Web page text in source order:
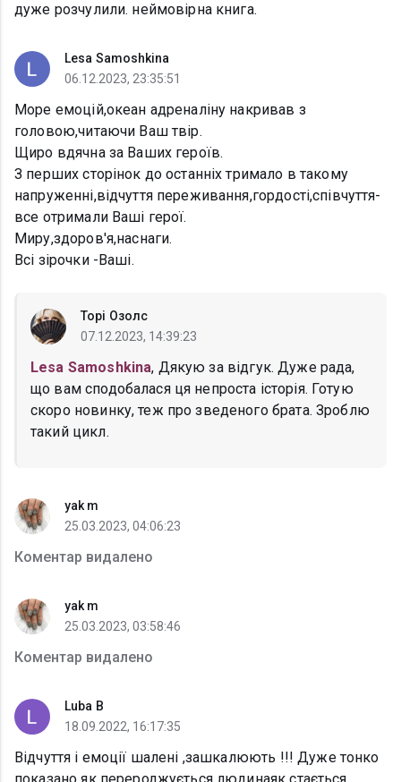
дуже розчулили. неймовірна книга.
Lesa Samoshkina
06.12.2023, 23:35:51
Море емоцій,океан адреналіну накривав з
головою,читаючи Ваш твір.
Щиро вдячна за Ваших героїв.
З перших сторінок до останніх тримало в такому
напруженні,відчуття переживання,гордості,співчуття-
все отримали Ваші герої.
Миру,здоров'я,наснаги.
Всі зірочки -Ваші.
Торі Озолс
07.12.2023, 14:39:23
Lesa Samoshkina, Дякую за відгук. Дуже рада,
що вам сподобалася ця непроста історія. Готую
скоро новинку, теж про зведеного брата. Зроблю
такий цикл.
yak m
25.03.2023, 04:06:23
Коментар видалено
yak m
25.03.2023, 03:58:46
Коментар видалено
Luba B
18.09.2022, 16:17:35
Відчуття і емоції шалені ,зашкалюють !!! Дуже тонко